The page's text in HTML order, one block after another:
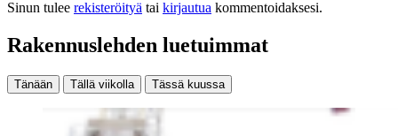
Sinun tulee rekisteröityä tai kirjautua kommentoidaksesi.
Rakennuslehden luetuimmat
Tänään Tällä viikolla Tässä kuussa